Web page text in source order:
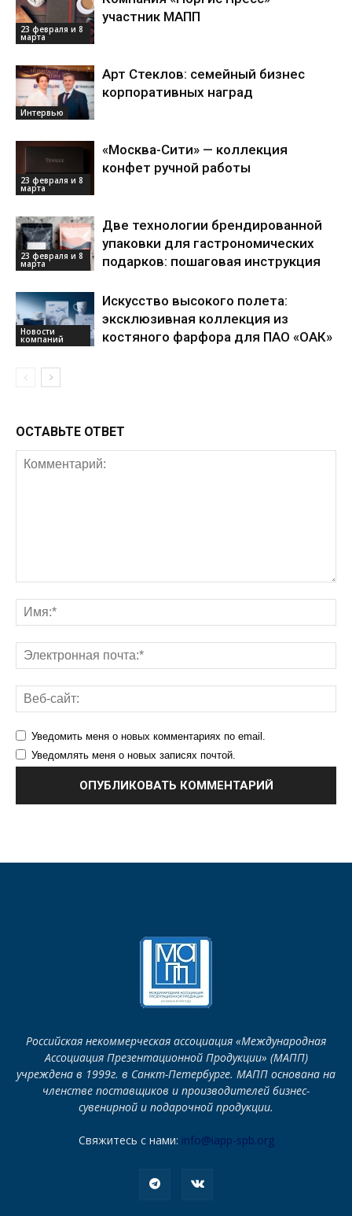
23 февраля и 8
марта
участник МАПП
Интервью
Арт Стеклов: семейный бизнес
корпоративных наград
23 февраля и 8
марта
«Москва-Сити» — коллекция
конфет ручной работы
23 февраля и 8
марта
Две технологии брендированной
упаковки для гастрономических
подарков: пошаговая инструкция
Новости
компаний
Искусство высокого полета:
эксклюзивная коллекция из
костяного фарфора для ПАО «ОАК»
ОСТАВЬТЕ ОТВЕТ
Уведомить меня о новых комментариях по email.
Уведомлять меня о новых записях почтой.
Российская некоммерческая ассоциация «Международная
Ассоциация Презентационной Продукции» (МАПП)
учреждена в 1999г. в Санкт-Петербурге. МАПП основана на
членстве поставщиков и производителей бизнес-
сувенирной и подарочной продукции.
Свяжитесь с нами: info@iapp-spb.org